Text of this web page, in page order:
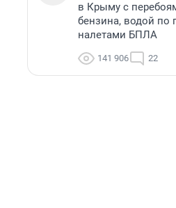
в Крыму с
бензина, водой по
налетами БПЛА
141 906 22